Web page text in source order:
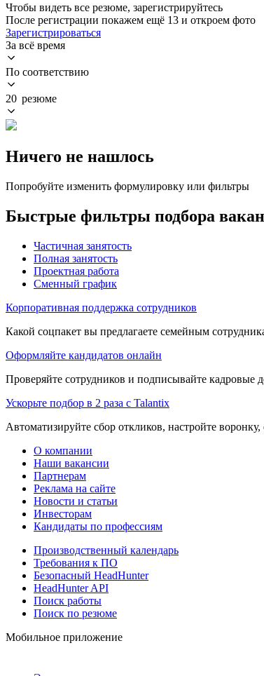
Чтобы видеть все резюме, зарегистрируйтесь
После регистрации покажем ещё 13 и откроем фото
Зарегистрироваться
За всё время
По соответствию
20 резюме
Ничего не нашлось
Попробуйте изменить формулировку или фильтры
Быстрые фильтры подбора
Частичная занятость
Полная занятость
Проектная работа
Сменный график
Корпоративная поддержка сотрудников
Какой соцпакет вы предлагаете семейным
Оформляйте кандидатов онлайн
Проверяйте сотрудников и подписывайте кадровые
Ускорьте подбор в 2 раза с Talantix
Автоматизируйте сбор откликов, настройте
О компании
Наши вакансии
Партнерам
Реклама на сайте
Новости и статьи
Инвесторам
Кандидаты по профессиям
Производственный календарь
Требования к ПО
Безопасный HeadHunter
HeadHunter API
Поиск работы
Поиск по резюме
Мобильное приложение